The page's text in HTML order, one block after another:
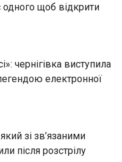
одного щоб відкрити
чернігівка виступила
електронної
зі зв’язаними
після розстрілу